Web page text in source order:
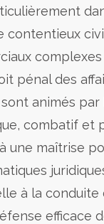
contentieux
complexes
pénal des
animés par
combatif et
une maîtrise
à la conduite
efficace